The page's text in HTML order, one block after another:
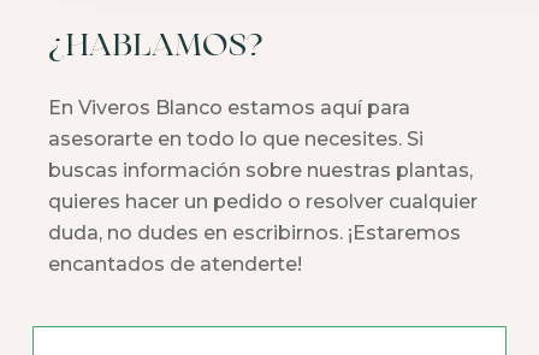
¿HABLAMOS?
En Viveros Blanco estamos aquí para
asesorarte en todo lo que necesites. Si
buscas información sobre nuestras plantas,
quieres hacer un pedido o resolver cualquier
duda, no dudes en escribirnos. ¡Estaremos
encantados de atenderte!